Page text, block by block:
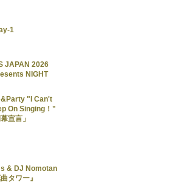
1
JAPAN 2026
NIGHT
"I Can't
On Singing！"
宣言」
& DJ Nomotan
タワー』